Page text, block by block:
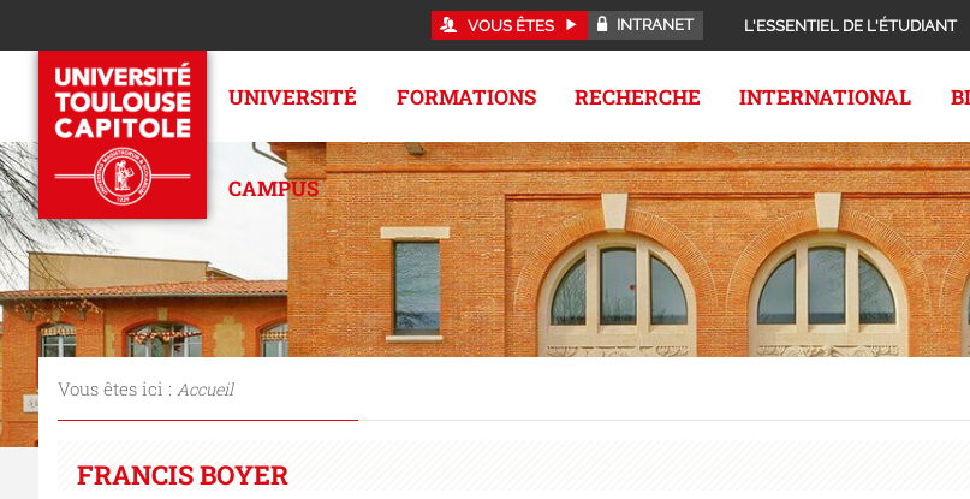
VOUS ÊTES INTRANET L'ESSENTIEL DE L'ÉTUDIANT
UNIVERSITÉ FORMATIONS RECHERCHE INTERNATIONAL
CAMPUS
Vous êtes ici : Accueil
FRANCIS BOYER